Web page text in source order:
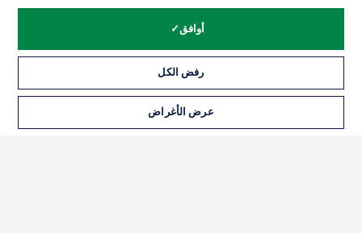
إدارة التفضيلات بيان الخصوصية
القنوات الناقلة
أوافق
رفض الكل
عرض الأغراض